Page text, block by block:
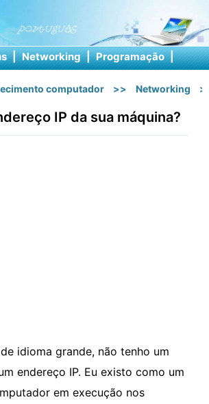
| Networking | Programação |
computador >> Networking
IP da sua máquina?
idioma grande, não tenho um
endereço IP. Eu existo como um
em execução nos